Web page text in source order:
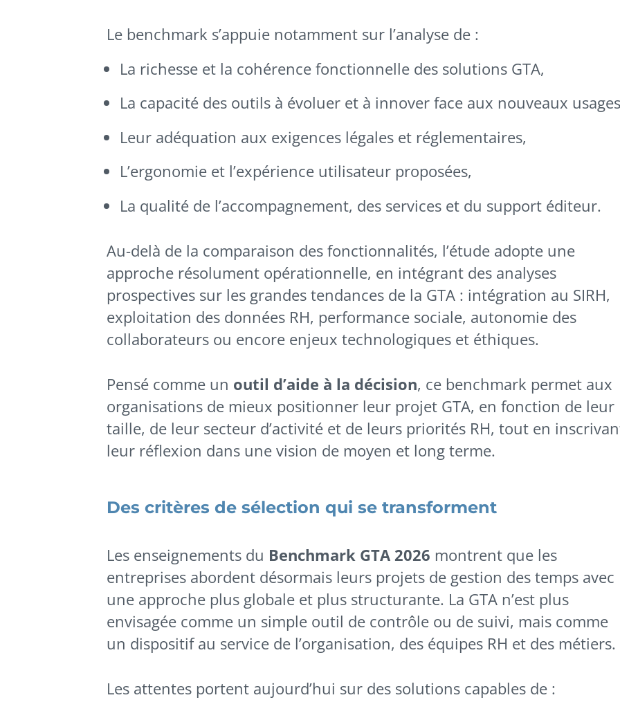
Le benchmark s’appuie notamment sur l’analyse de :
La richesse et la cohérence fonctionnelle des solutions GTA,
La capacité des outils à évoluer et à innover face aux nouveaux
Leur adéquation aux exigences légales et réglementaires,
L’ergonomie et l’expérience utilisateur proposées,
La qualité de l’accompagnement, des services et du support éditeur.
Au-delà de la comparaison des fonctionnalités, l’étude adopte une
approche résolument opérationnelle, en intégrant des analyses
prospectives sur les grandes tendances de la GTA : intégration au SIRH,
exploitation des données RH, performance sociale, autonomie des
collaborateurs ou encore enjeux technologiques et éthiques.
Pensé comme un outil d’aide à la décision, ce benchmark permet aux
organisations de mieux positionner leur projet GTA, en fonction de leur
taille, de leur secteur d’activité et de leurs priorités RH, tout en
leur réflexion dans une vision de moyen et long terme.
Des critères de sélection qui se transforment
Les enseignements du Benchmark GTA 2026 montrent que les
entreprises abordent désormais leurs projets de gestion des temps avec
une approche plus globale et plus structurante. La GTA n’est plus
envisagée comme un simple outil de contrôle ou de suivi, mais comme
un dispositif au service de l’organisation, des équipes RH et des métiers.
Les attentes portent aujourd’hui sur des solutions capables de :